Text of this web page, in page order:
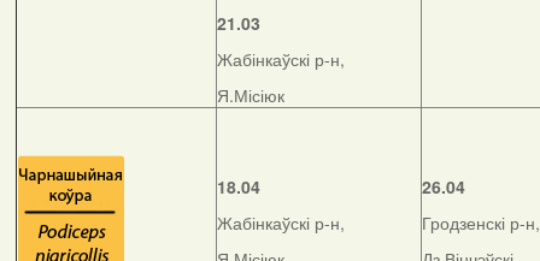
21.03
Жабінкаўскі р-н,
Я.Місіюк
18.04
Жабінкаўскі р-н,
26.04
Гродзенскі р-н,